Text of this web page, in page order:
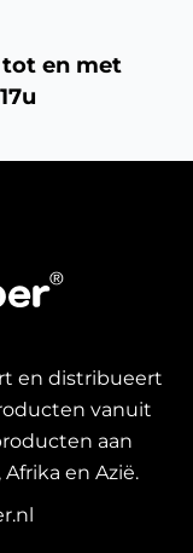
tot en met
en distribueert
vanuit
aan
en Azië.